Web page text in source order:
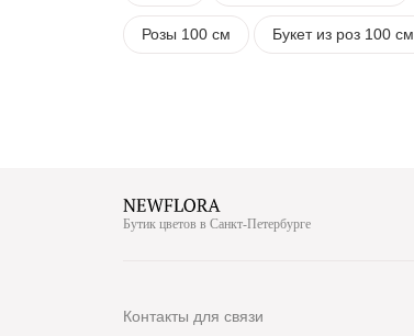
Розы 100 см Букет из роз 100 см
Бутик цветов в Санкт-Петербурге
Контакты для связи